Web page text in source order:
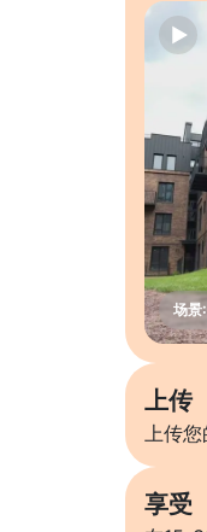
上传
上传
享受